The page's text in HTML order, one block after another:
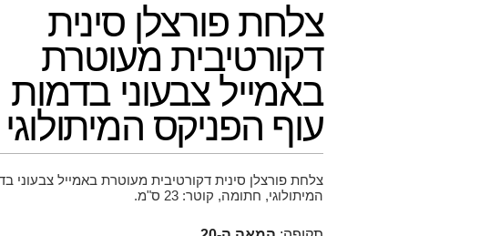
צלחת פורצלן סינית
דקורטיבית מעוטרת
באמייל צבעוני בדמות
עוף הפניקס המיתולוגי
צלחת פורצלן סינית דקורטיבית מעוטרת באמייל צבעוני
המיתולוגי, חתומה, קוטר: 23 ס"מ.